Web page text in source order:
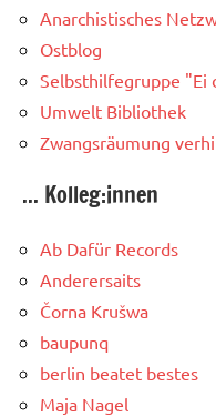
Anarchistisches
Ostblog
Selbsthilfegruppe "Ei
Umwelt Bibliothek
Zwangsräumung
... Kolleg:innen
Ab Dafür Records
Anderersaits
Čorna Krušwa
baupunq
berlin beatet bestes
Maja Nagel